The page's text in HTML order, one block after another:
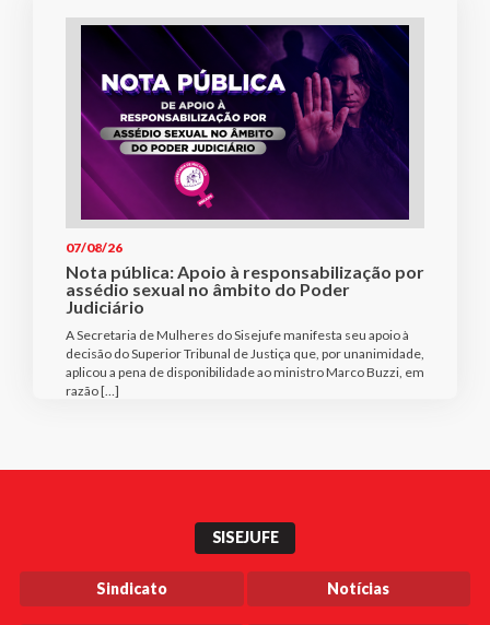
07/08/26
Nota pública: Apoio à responsabilização por
assédio sexual no âmbito do Poder
Judiciário
A Secretaria de Mulheres do Sisejufe manifesta seu apoio à
decisão do Superior Tribunal de Justiça que, por unanimidade,
aplicou a pena de disponibilidade ao ministro Marco Buzzi, em
razão […]
SISEJUFE
Sindicato Notícias